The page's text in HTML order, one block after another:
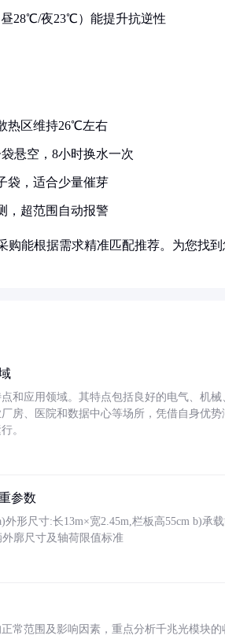
28℃/夜23℃）能提升抗逆性
热区维持26℃左右
悬空，8小时换水一次
袋，适合少量催芽
，超范围自动报警
购能根据需求精准匹配推荐。为您找
和应用领域。其特点包括良好的电气、机
房、医院和数据中心等场所，凭借自身优
。
参数
形尺寸:长13m×宽2.45m,栏板高55cm b)承
廓尺寸及轴荷限值标准
常范围及影响因素，重点分析千兆光模块